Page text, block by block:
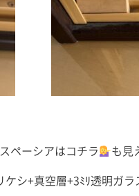
ペーシアはコチラ も見
シ+真空層+3ﾐﾘ透明ガラ